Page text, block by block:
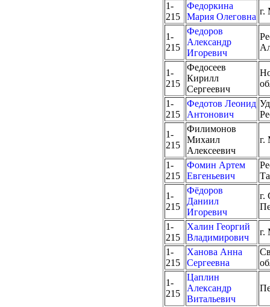
1-
215
Федоркина
Мария Олеговна
г.
1-
215
Федоров
Александр
Игоревич
1-
215
Федосеев
Кирилл
Сергеевич
1-
215
Федотов Леонид
Антонович
1-
215
Филимонов
Михаил
Алексеевич
г.
1-
215
Фомин Артем
Евгеньевич
1-
215
Фёдоров
Даниил
Игоревич
г.
1-
215
Халин Георгий
Владимирович
г.
1-
215
Ханова Анна
Сергеевна
1-
215
Цаплин
Александр
Витальевич